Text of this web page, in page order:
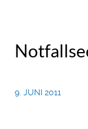
9. JUNI 2011